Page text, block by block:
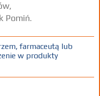
Pomiń.
farmaceutą lub
w produkty